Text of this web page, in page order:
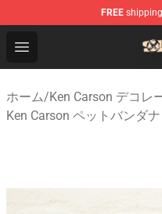
FREE
Open menu
Ken Carson Shop -
ホーム/Ken Carson デコレ
Ken Carson ペットバンダナ